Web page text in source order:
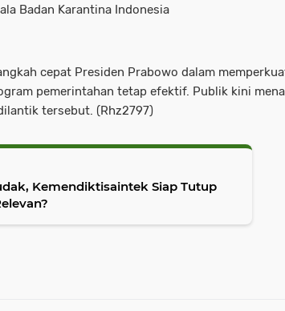
Badan Karantina Indonesia
cepat Presiden Prabowo dalam
pemerintahan tetap efektif. Publik kini
tersebut. (Rhz2797)
Kemendiktisaintek Siap Tutup